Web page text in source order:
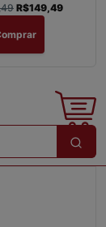
R$149,49